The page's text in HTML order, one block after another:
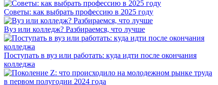
Советы: как выбрать профессию в 2025 году
Вуз или колледж? Разбираемся, что лучше
Поступать в вуз или работать: куда идти после окончания
колледжа